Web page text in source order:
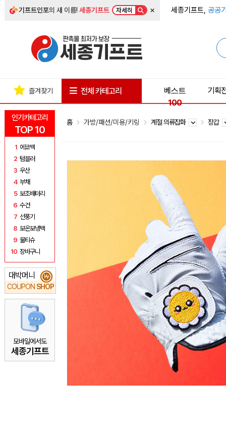
기프트인포의 새 이름!세종기프트 자세히 × 세종기프트, 공공
인기카테고리
TOP 10
1 에코백
2 텀블러
3 우산
4 부채
5 보조배터리
6 수건
7 선풍기
8 보온보냉백
9 물티슈
10 장바구니
대박머니
COUPON SHOP
₩
모바일에서도
세종기프트
즐겨찾기 전체 카테고리
베스트
100
기획
홈 가방/패션/미용/키링 계절 의류잡화 장갑